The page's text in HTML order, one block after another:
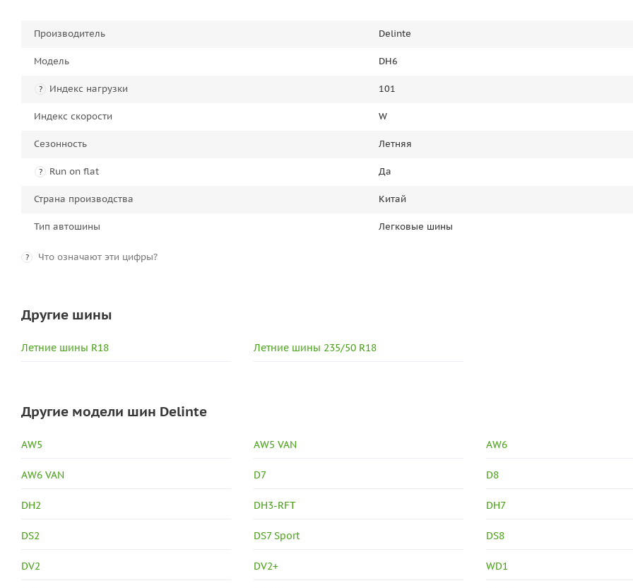
Производитель Delinte
Модель DH6
? Индекс нагрузки 101
Индекс скорости W
Сезонность Летняя
? Run on flat Да
Страна производства Китай
Тип автошины Легковые шины
? Что означают эти цифры?
Другие шины
Летние шины R18 Летние шины 235/50 R18
Другие модели шин Delinte
AW5 AW5 VAN AW6
AW6 VAN D7 D8
DH2 DH3-RFT DH7
DS2 DS7 Sport DS8
DV2 DV2+ WD1